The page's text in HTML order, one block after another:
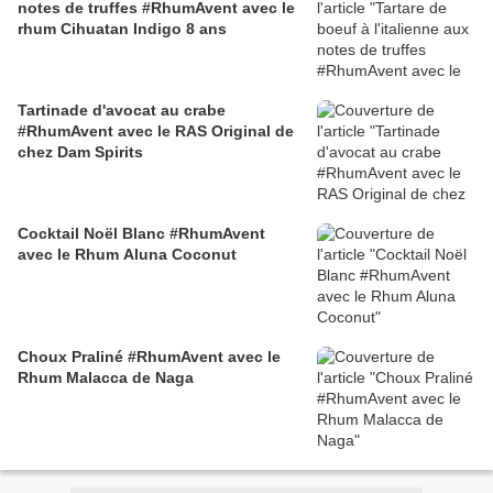
notes de truffes #RhumAvent avec le
rhum Cihuatan Indigo 8 ans
Tartinade d'avocat au crabe
#RhumAvent avec le RAS Original de
chez Dam Spirits
Cocktail Noël Blanc #RhumAvent
avec le Rhum Aluna Coconut
Choux Praliné #RhumAvent avec le
Rhum Malacca de Naga